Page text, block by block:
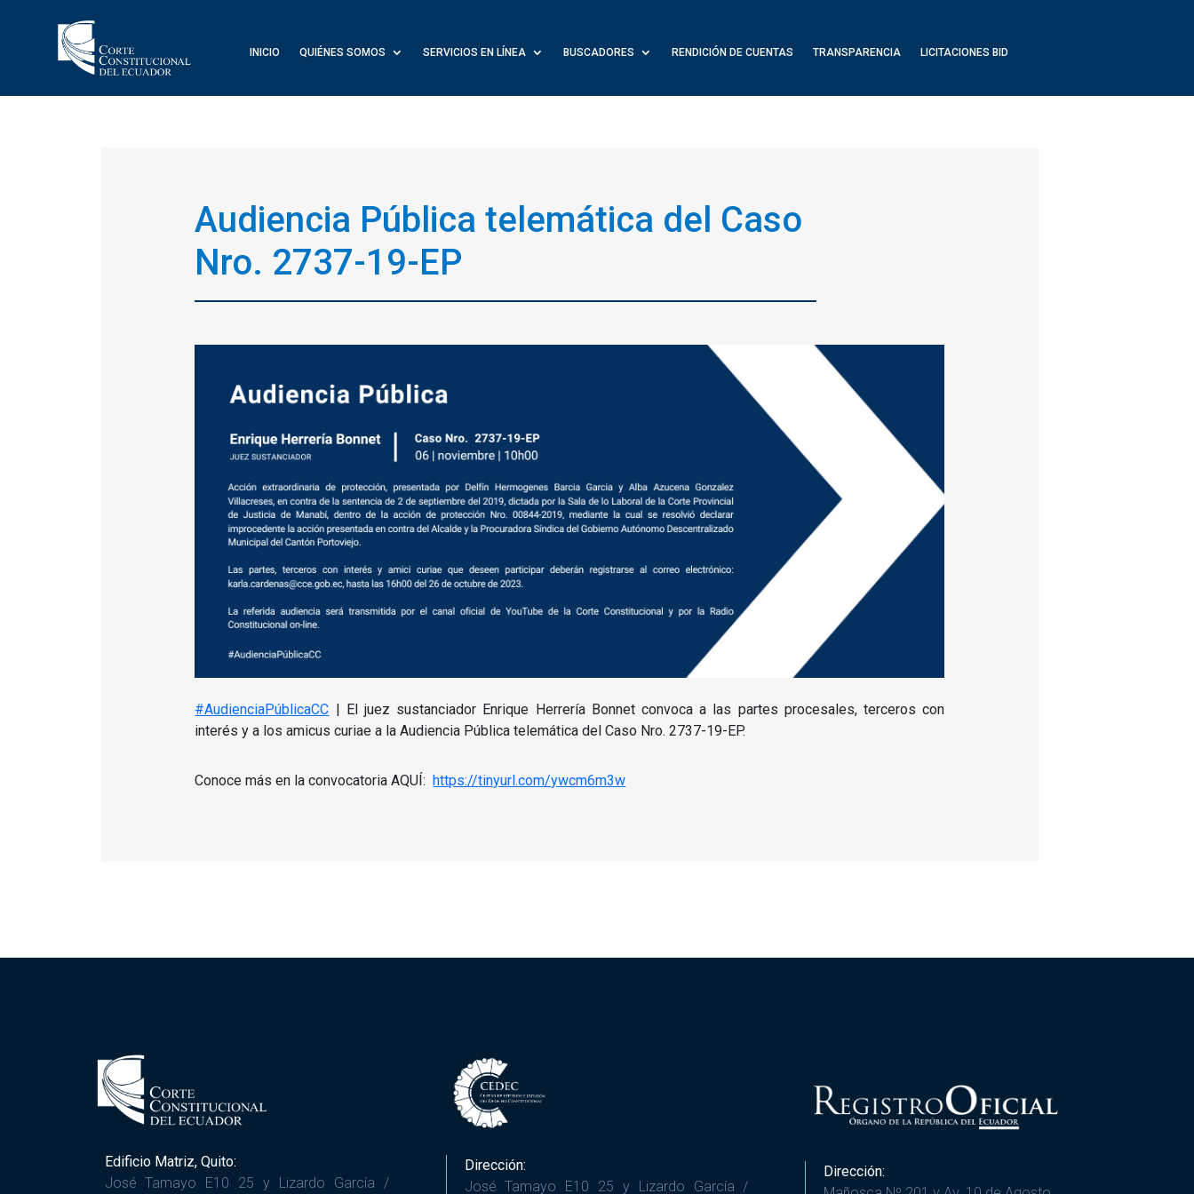
INICIO QUIÉNES SOMOS SERVICIOS EN LÍNEA BUSCADORES RENDICIÓN DE CUENTAS TRANSPARENCIA LICITACIONES BID
Audiencia Pública telemática del Caso
Nro. 2737-19-EP
#AudienciaPúblicaCC | El juez sustanciador Enrique Herrería Bonnet convoca a las partes procesales, terceros con
interés y a los amicus curiae a la Audiencia Pública telemática del Caso Nro. 2737-19-EP.
Conoce más en la convocatoria AQUÍ: https://tinyurl.com/ywcm6m3w
Edificio Matriz, Quito:
José Tamayo E10 25 y Lizardo García /
Dirección:
José Tamayo E10 25 y Lizardo García /
Dirección: